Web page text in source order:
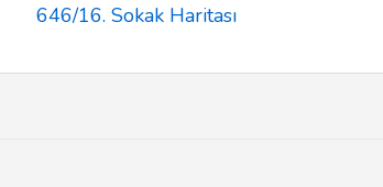
646/16. Sokak Haritası